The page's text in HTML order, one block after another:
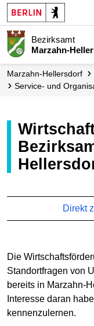
Bezirksamt
Marzahn-
Marzahn-Hellersdorf
Service- und
Wirtschaftsförderung des
Direkt
Die
Standortfragen von
bereits in Marzahn-
Interesse daran
kennenzulernen.